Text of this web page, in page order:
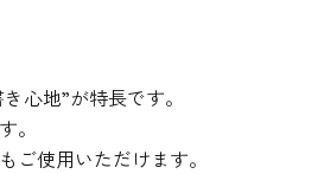
心地”が特長です。
。
ご使用いただけます。